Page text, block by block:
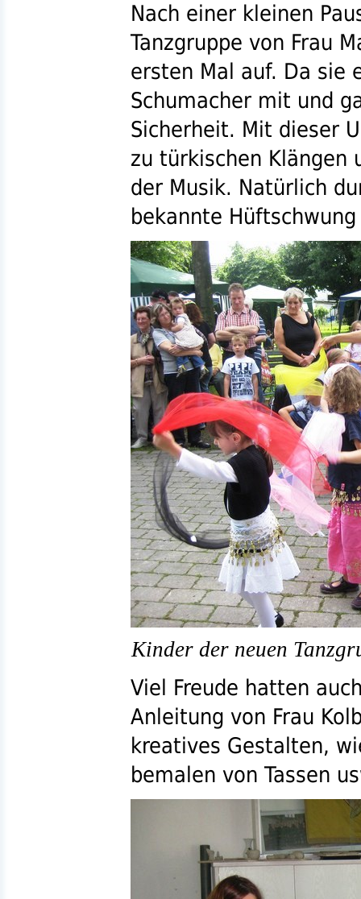
Nach einer kleinen
Tanzgruppe von Frau
ersten Mal auf. Da sie
Schumacher mit und
Sicherheit. Mit dieser
zu türkischen Klängen
der Musik. Natürlich
bekannte
Kinder der neuen
Viel Freude hatten
Anleitung von Frau
kreatives Gestalten,
bemalen von Tassen